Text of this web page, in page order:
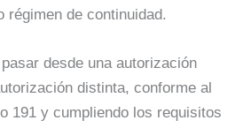
régimen de continuidad.
desde una autorización
distinta, conforme al
191 y cumpliendo los requisitos